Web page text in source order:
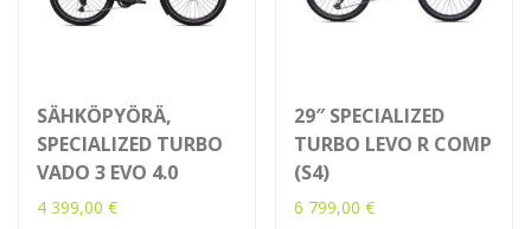
SÄHKÖPYÖRÄ,
SPECIALIZED TURBO
VADO 3 EVO 4.0
4 399,00 €
29″ SPECIALIZED
TURBO LEVO R COMP
(S4)
6 799,00€